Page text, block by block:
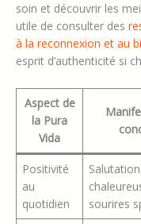
soin et découvrir les
utile de consulter des
à la reconnexion et au
esprit d’authenticité si
Aspect de
la Pura
Vida
Positivité
au
quotidien
sourires